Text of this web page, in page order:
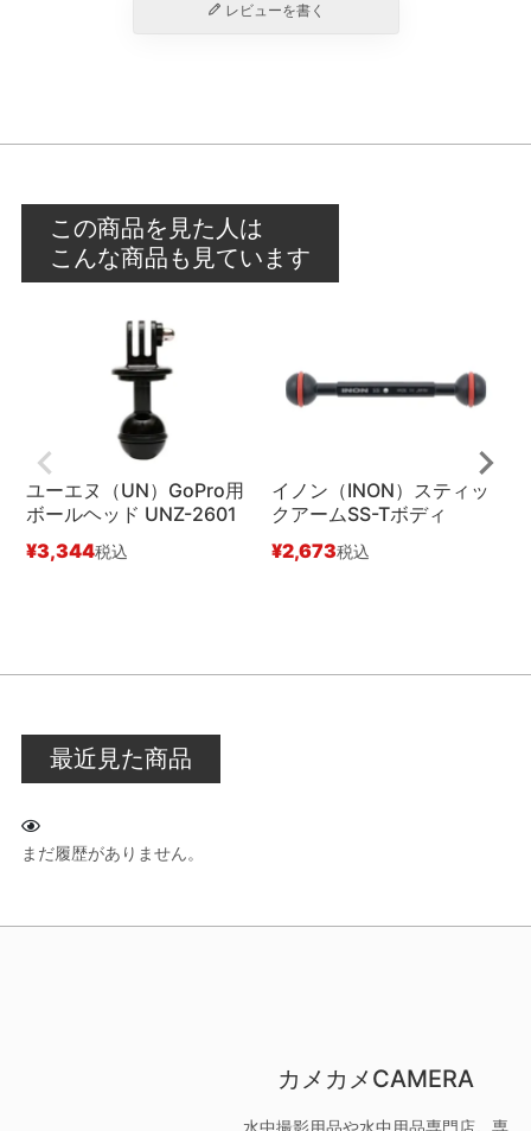
レビューを書く
この商品を見た人は
こんな商品も見ています
ユーエヌ（UN）GoPro用
ボールヘッド UNZ-2601
¥3,344税込
イノン（INON）スティッ
クアームSS-Tボディ
¥2,673税込
最近見た商品
まだ履歴がありません。
カメカメCAMERA
水中撮影用品や水中用品専門店。専